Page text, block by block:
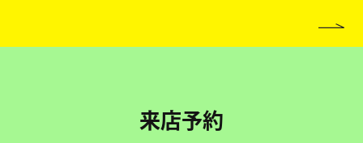
来店予約